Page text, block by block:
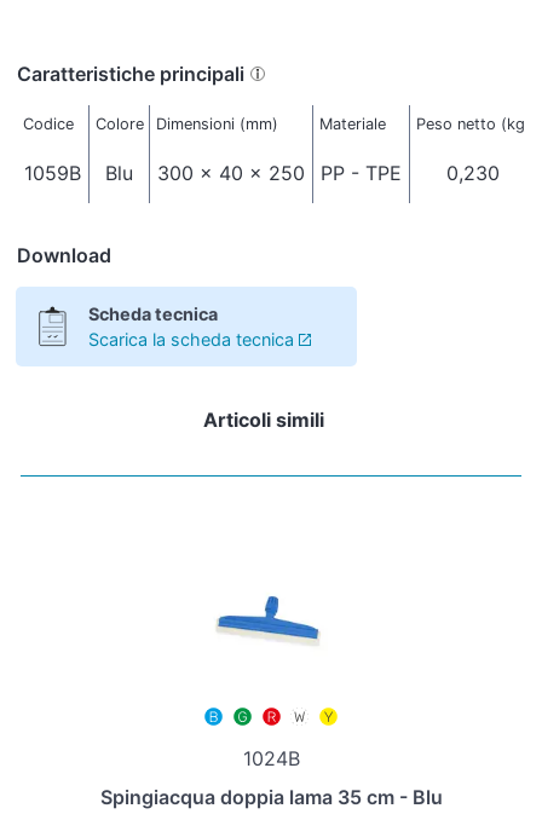
Caratteristiche principali
Codice Colore Dimensioni (mm) Materiale Peso netto (kg)
1059B Blu 300 x 40 x 250 PP - TPE 0,230
Download
Scheda tecnica
Scarica la scheda tecnica
Articoli simili
1024B
Spingiacqua doppia lama 35 cm - Blu